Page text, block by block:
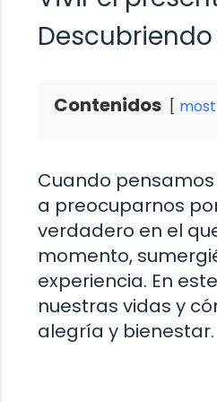
Contenidos
Cuando
a preocuparnos
verdadero en el
momento,
experiencia. En
nuestras vidas y
alegría y bienestar.